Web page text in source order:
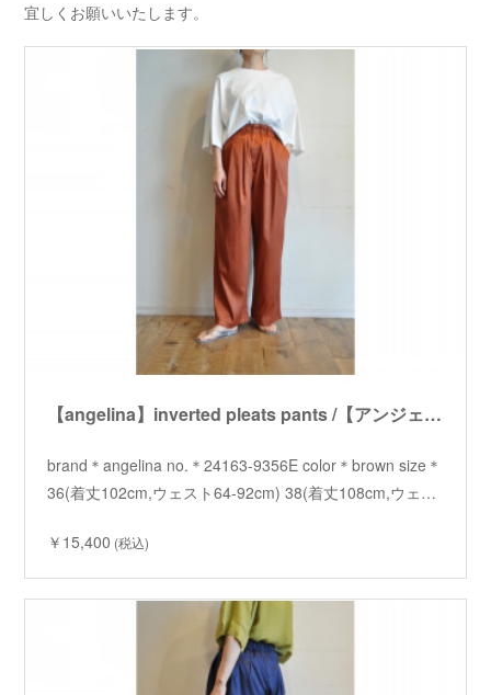
宜しくお願いいたします。
【angelina】inverted pleats pants /【アンジェリーナ】インバーテッドプリーツパンツ
brand＊angelina no.＊24163-9356E color＊brown size＊
36(着丈102cm,ウェスト64-92cm) 38(着丈108cm,ウェ…
￥15,400 (税込)